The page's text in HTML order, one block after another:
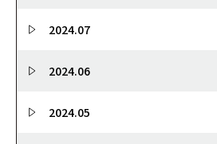
2024.07
2024.06
2024.05